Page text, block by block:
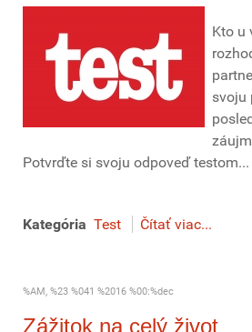
Kto u
svoju
Potvrďte si svoju odpoveď testom...
Kategória Test Čítať viac...
%AM, %23 %041 %2016 %00:%dec
Zážitok na celý život